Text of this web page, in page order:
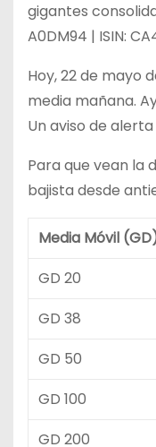
gigantes
A0DM94 | ISIN:
Hoy, 22 de mayo
media mañana.
Un aviso de
Para que vean la
bajista desde
Media Móvil
GD 20
GD 38
GD 50
GD 100
GD 200